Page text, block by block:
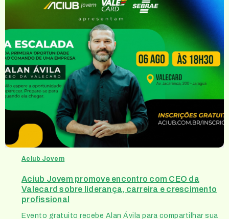
Aciub Jovem
Aciub Jovem promove encontro com CEO da
Valecard sobre liderança, carreira e crescimento
profissional
Evento gratuito recebe Alan Ávila para compartilhar sua